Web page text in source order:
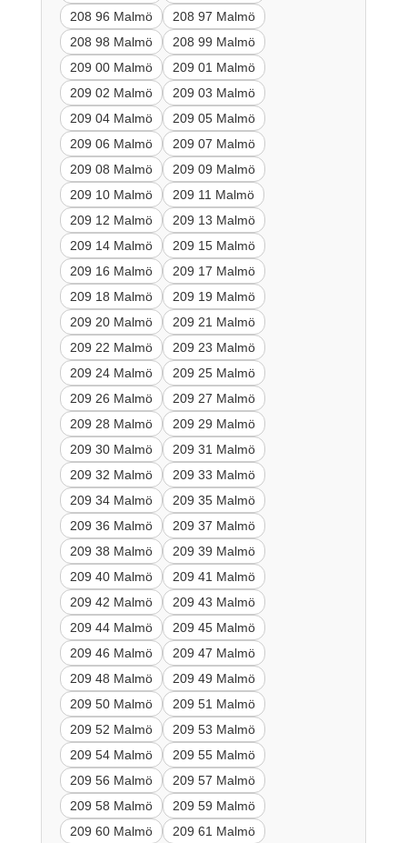
208 96 Malmö
208 97 Malmö
208 98 Malmö
208 99 Malmö
209 00 Malmö
209 01 Malmö
209 02 Malmö
209 03 Malmö
209 04 Malmö
209 05 Malmö
209 06 Malmö
209 07 Malmö
209 08 Malmö
209 09 Malmö
209 10 Malmö
209 11 Malmö
209 12 Malmö
209 13 Malmö
209 14 Malmö
209 15 Malmö
209 16 Malmö
209 17 Malmö
209 18 Malmö
209 19 Malmö
209 20 Malmö
209 21 Malmö
209 22 Malmö
209 23 Malmö
209 24 Malmö
209 25 Malmö
209 26 Malmö
209 27 Malmö
209 28 Malmö
209 29 Malmö
209 30 Malmö
209 31 Malmö
209 32 Malmö
209 33 Malmö
209 34 Malmö
209 35 Malmö
209 36 Malmö
209 37 Malmö
209 38 Malmö
209 39 Malmö
209 40 Malmö
209 41 Malmö
209 42 Malmö
209 43 Malmö
209 44 Malmö
209 45 Malmö
209 46 Malmö
209 47 Malmö
209 48 Malmö
209 49 Malmö
209 50 Malmö
209 51 Malmö
209 52 Malmö
209 53 Malmö
209 54 Malmö
209 55 Malmö
209 56 Malmö
209 57 Malmö
209 58 Malmö
209 59 Malmö
209 60 Malmö
209 61 Malmö